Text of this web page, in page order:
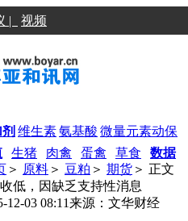
| 视频
维生素氨基酸 微量元素动保
生猪 肉禽 蛋禽 草食 数据
＞ 原料 ＞ 豆粕 ＞ 期货 ＞ 正文
低，因缺乏支持性消息
03 08:11来源：文华财经